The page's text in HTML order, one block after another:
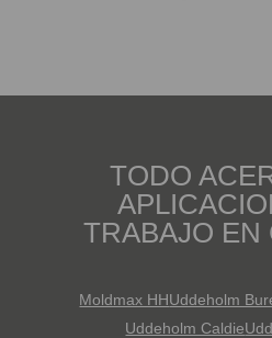
TODO
TRABAJO EN
Moldmax HHUddeholm
Uddeholm Caldie